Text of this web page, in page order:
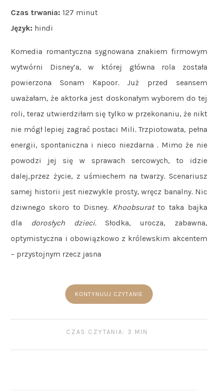
Czas trwania: 127 minut
Język: hindi
Komedia romantyczna sygnowana znakiem firmowym
wytwórni Disney’a, w której główna rola została
powierzona Sonam Kapoor. Już przed seansem
uważałam, że aktorka jest doskonałym wyborem do tej
roli, teraz utwierdziłam się tylko w przekonaniu, że nikt
nie mógł lepiej zagrać postaci Mili. Trzpiotowata, pełna
energii, spontaniczna i nieco niezdarna . Mimo że nie
powodzi jej się w sprawach sercowych, to idzie
dalej,przez życie, z uśmiechem na twarzy. Scenariusz
samej historii jest niezwykle prosty, wręcz banalny. Nic
dziwnego skoro to Disney. Khoobsuratto taka bajka
dla dorosłych dzieci.Słodka, urocza,
zabawna,
optymistyczna i obowiązkowo z królewskim akcentem
– przystojnym rzecz jasna
KONTYNUUJ CZYTANIE
CZAS CZYTANIA: 3 MIN